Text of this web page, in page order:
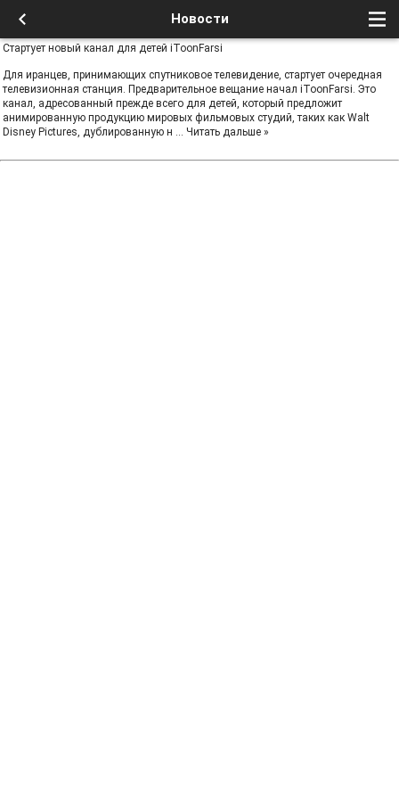
Новости
Стартует новый канал для детей iToonFarsi
Для иранцев, принимающих спутниковое телевидение, стартует очередная
телевизионная станция. Предварительное вещание начал iToonFarsi. Это
канал, адресованный прежде всего для детей, который предложит
анимированную продукцию мировых фильмовых студий, таких как Walt
Disney Pictures, дублированную н ... Читать дальше »